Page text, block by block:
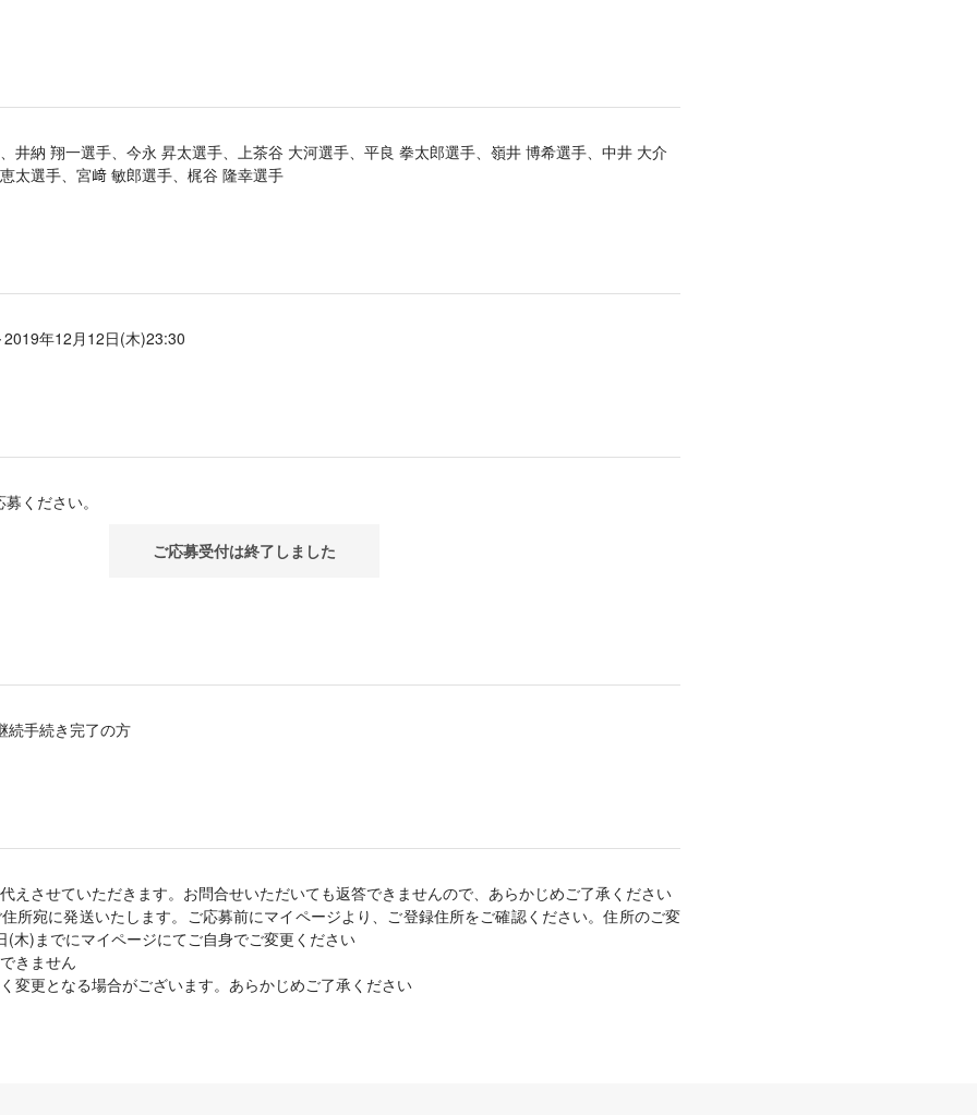
井納 翔一選手、今永 昇太選手、上茶谷 大河選手、平良 拳太郎選手、嶺井 博希選手、中井 大介
太選手、宮﨑 敏郎選手、梶谷 隆幸選手
年12月12日(木)23:30
ください。
ご応募受付は終了しました
手続き完了の方
えさせていただきます。お問合せいただいても返答できませんので、あらかじめご了承ください
所宛に発送いたします。ご応募前にマイページより、ご登録住所をご確認ください。住所のご変
(木)までにマイページにてご自身でご変更ください
きません
変更となる場合がございます。あらかじめご了承ください